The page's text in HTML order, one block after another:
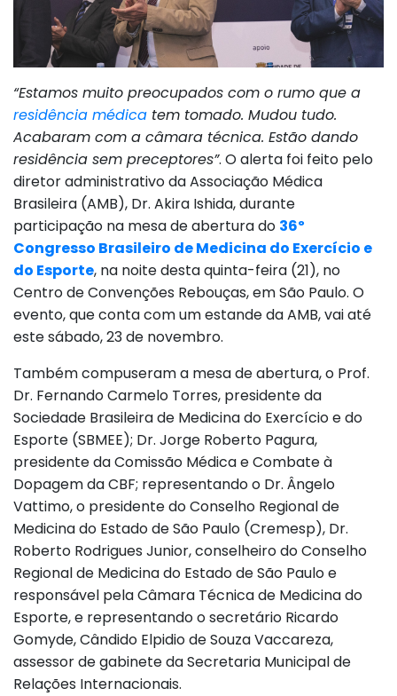
“Estamos muito preocupados com o rumo que a
residência médica tem tomado. Mudou tudo.
Acabaram com a câmara técnica. Estão dando
residência sem preceptores”. O alerta foi feito pelo
diretor administrativo da Associação Médica
Brasileira (AMB), Dr. Akira Ishida, durante
participação na mesa de abertura do 36º
Congresso Brasileiro de Medicina do Exercício e
do Esporte, na noite desta quinta-feira (21), no
Centro de Convenções Rebouças, em São Paulo. O
evento, que conta com um estande da AMB, vai até
este sábado, 23 de novembro.
Também compuseram a mesa de abertura, o Prof.
Dr. Fernando Carmelo Torres, presidente da
Sociedade Brasileira de Medicina do Exercício e do
Esporte (SBMEE); Dr. Jorge Roberto Pagura,
presidente da Comissão Médica e Combate à
Dopagem da CBF; representando o Dr. Ângelo
Vattimo, o presidente do Conselho Regional de
Medicina do Estado de São Paulo (Cremesp), Dr.
Roberto Rodrigues Junior, conselheiro do Conselho
Regional de Medicina do Estado de São Paulo e
responsável pela Câmara Técnica de Medicina do
Esporte, e representando o secretário Ricardo
Gomyde, Cândido Elpidio de Souza Vaccareza,
assessor de gabinete da Secretaria Municipal de
Relações Internacionais.